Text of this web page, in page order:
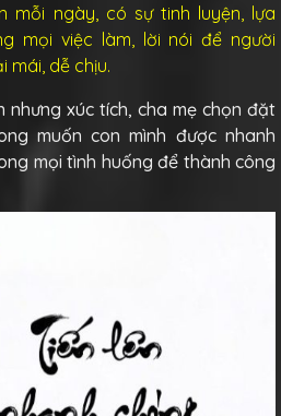
mỗi ngày, có sự tinh luyện, lựa
mọi việc làm, lời nói để người
mái, dễ chịu.
xúc tích, cha mẹ chọn đặt
muốn con mình được nhanh
mọi tình huống để thành công